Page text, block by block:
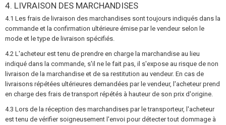
4. LIVRAISON DES MARCHANDISES
4.1 Les frais de livraison des marchandises sont toujours indiqués dans la
commande et la confirmation ultérieure émise par le vendeur selon le
mode et le type de livraison spécifiés.
4.2 L'acheteur est tenu de prendre en charge la marchandise au lieu
indiqué dans la commande, s'il ne le fait pas, il s'expose au risque de non
livraison de la marchandise et de sa restitution au vendeur. En cas de
livraisons répétées ultérieures demandées par le vendeur, l'acheteur prend
en charge des frais de transport répétés à hauteur de son prix d'origine.
4.3 Lors de la réception des marchandises par le transporteur, l'acheteur
est tenu de vérifier soigneusement l'envoi pour détecter tout dommage à